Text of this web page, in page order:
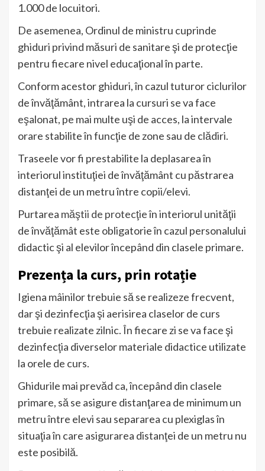
1.000 de locuitori.
De asemenea, Ordinul de ministru cuprinde
ghiduri privind măsuri de sanitare şi de protecţie
pentru fiecare nivel educaţional în parte.
Conform acestor ghiduri, în cazul tuturor ciclurilor
de învăţământ, intrarea la cursuri se va face
eşalonat, pe mai multe uşi de acces, la intervale
orare stabilite în funcţie de zone sau de clădiri.
Traseele vor fi prestabilite la deplasarea în
interiorul instituţiei de învăţământ cu păstrarea
distanţei de un metru între copii/elevi.
Purtarea măştii de protecţieîn interiorul unităţii
de învăţămât este obligatorie în cazul personalului
didactic şi al elevilor începând din clasele primare.
Prezența la curs, prin rotație
Igiena mâinilor trebuie să se realizeze frecvent,
dar şi dezinfecţia şi aerisirea claselor de curs
trebuie realizate zilnic. În fiecare zi se va face şi
dezinfecţia diverselor materiale didactice utilizate
la orele de curs.
Ghidurile mai prevăd ca, începând din clasele
primare, să se asigure distanţarea de minimum un
metru între elevi sau separarea cu plexiglas în
situaţia în care asigurarea distanţei de un metru nu
este posibilă.